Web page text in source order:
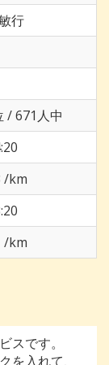
行
/ 671人中
/km
/km
スです。
を入れて、